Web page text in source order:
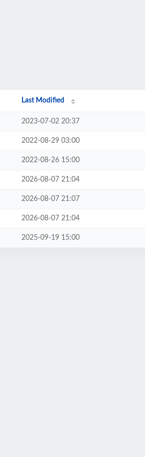
Last Modified
2023-07-02 20:37
2022-08-29 03:00
2022-08-26 15:00
2026-08-07 21:04
2026-08-07 21:07
2026-08-07 21:04
2025-09-19 15:00